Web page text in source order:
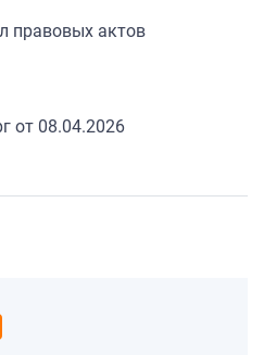
правовых актов
от 08.04.2026